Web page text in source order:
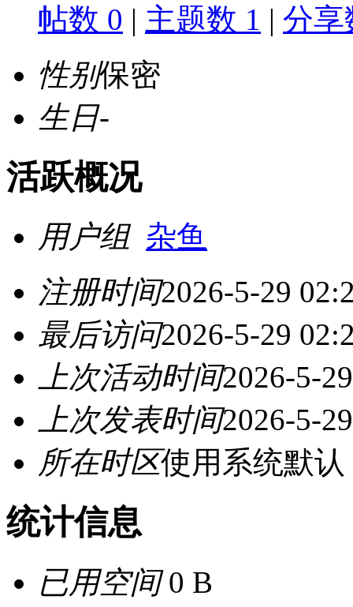
帖数 0 | 主题数 1 | 分享
性别保密
生日-
活跃概况
用户组 杂鱼
注册时间2026-5-29
最后访问2026-5-29
上次活动时间2026-5-
上次发表时间2026-5-
所在时区使用系统默认
统计信息
已用空间0 B